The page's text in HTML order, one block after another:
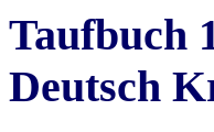
Taufbuch
Deutsch